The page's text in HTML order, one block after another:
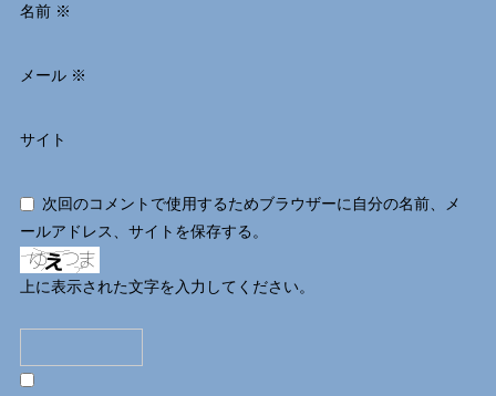
名前 ※
メール ※
サイト
次回のコメントで使用するためブラウザーに自分の名前、メ
ールアドレス、サイトを保存する。
上に表示された文字を入力してください。